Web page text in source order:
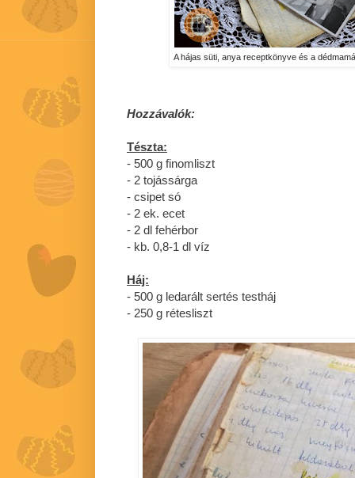
A hájas süti, anya receptkönyve és a
Hozzávalók:
Tészta:
- 500 g finomliszt
- 2 tojássárga
- csipet só
- 2 ek. ecet
- 2 dl fehérbor
- kb. 0,8-1 dl víz
Háj:
- 500 g ledarált sertés testháj
- 250 g rétesliszt